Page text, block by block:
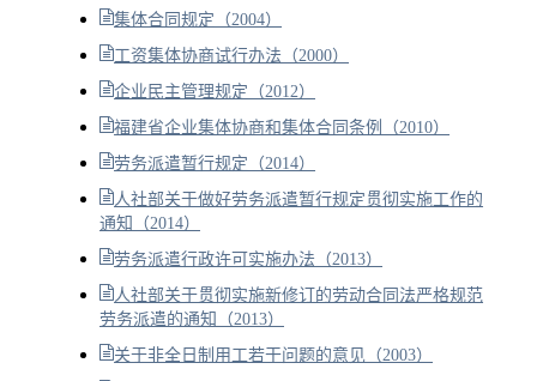
集体合同规定（2004）
工资集体协商试行办法（2000）
企业民主管理规定（2012）
福建省企业集体协商和集体合同条例（2010）
劳务派遣暂行规定（2014）
人社部关于做好劳务派遣暂行规定贯彻实施工作的
通知（2014）
劳务派遣行政许可实施办法（2013）
人社部关于贯彻实施新修订的劳动合同法严格规范
劳务派遣的通知（2013）
关于非全日制用工若干问题的意见（2003）